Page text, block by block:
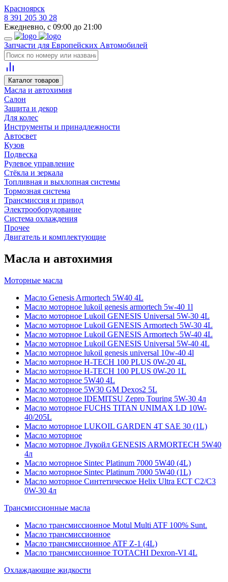
Красноярск
8 391 205 30 28
Ежедневно, с 09:00 до 21:00
Запчасти для Европейских Автомобилей
Каталог товаров
Масла и автохимия
Салон
Защита и декор
Для колес
Инструменты и принадлежности
Автосвет
Кузов
Подвеска
Рулевое управление
Стёкла и зеркала
Топливная и выхлопная системы
Тормозная система
Трансмиссия и привод
Электрооборудование
Система охлаждения
Прочее
Двигатель и комплектующие
Масла и автохимия
Моторные масла
Масло Genesis Armortech 5W40 4L
Масло моторное lukoil genesis armortech 5w-40 1l
Масло моторное Lukoil GENESIS Universal 5W-30 4L
Масло моторное Lukoil GENESIS Armortech 5W-30 4L
Масло моторное Lukoil GENESIS Armortech 5W-40 4L
Масло моторное Lukoil GENESIS Universal 5W-40 4L
Масло моторное lukoil genesis universal 10w-40 4l
Масло моторное H-TECH 100 PLUS 0W-20 4L
Масло моторное H-TECH 100 PLUS 0W-20 1L
Масло моторное 5W40 4L
Масло моторное 5W30 GM Dexos2 5L
Масло моторное IDEMITSU Zepro Touring 5W-30 4л
Масло моторное FUCHS TITAN UNIMAX LD 10W-
40/205L
Масло моторное LUKOIL GARDEN 4Т SAE 30 (1L)
Масло моторное
Масло моторное Лукойл GENESIS ARMORTECH 5W40
4л
Масло моторное Sintec Platinum 7000 5W40 (4L)
Масло моторное Sintec Platinum 7000 5W40 (1L)
Масло моторное Синтетическое Helix Ultra ECT C2/C3
0W-30 4л
Трансмиссионные масла
Масло трансмиссионное Motul Multi ATF 100% Sunt.
Масло трансмиссионное
Масло трансмиссионное ATF Z-1 (4L)
Масло трансмиссионное TOTACHI Dexron-VI 4L
Охлаждающие жидкости